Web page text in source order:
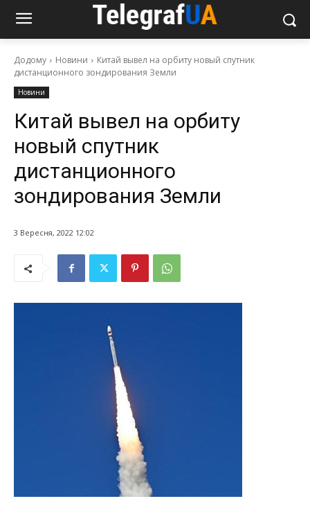
Додому Новини
Китай вывел на орбиту новый спутник
дистанционного зондирования Земли
Новини
Китай вывел на орбиту
новый спутник
дистанционного
зондирования Земли
3 Вересня, 2022 12:02